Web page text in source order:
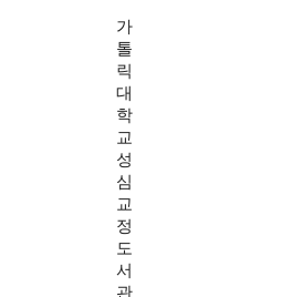
가
톨
릭
대
학
교
성
심
교
정
도
서
관